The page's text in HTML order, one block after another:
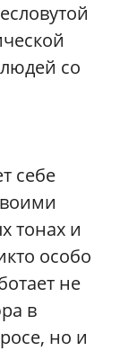
со
себе
тонах и
особо
не
в
но и